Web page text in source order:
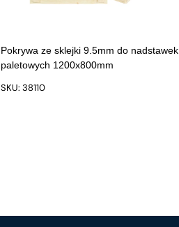
Pokrywa ze sklejki 9.5mm do nadstawek
paletowych 1200x800mm
SKU: 38110